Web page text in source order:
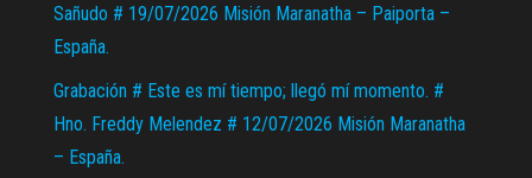
Sañudo # 19/07/2026 Misión Maranatha – Paiporta –
España.
Grabación # Este es mí tiempo; llegó mí momento. #
Hno. Freddy Melendez # 12/07/2026 Misión Maranatha
– España.